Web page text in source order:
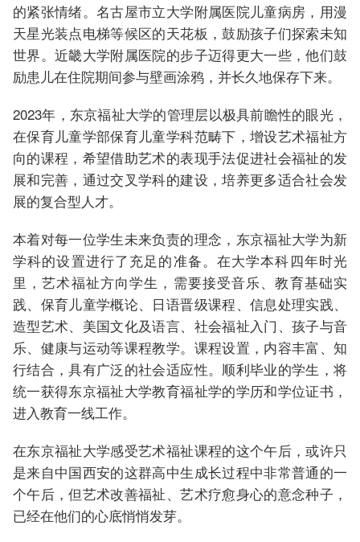
的紧张情绪。名古屋市立大学附属医院儿童病房，用漫
天星光装点电梯等候区的天花板，鼓励孩子们探索未知
世界。近畿大学附属医院的步子迈得更大一些，他们鼓
励患儿在住院期间参与壁画涂鸦，并长久地保存下来。
2023年，东京福祉大学的管理层以极具前瞻性的眼光，
在保育儿童学部保育儿童学科范畴下，增设艺术福祉方
向的课程，希望借助艺术的表现手法促进社会福祉的发
展和完善，通过交叉学科的建设，培养更多适合社会发
展的复合型人才。
本着对每一位学生未来负责的理念，东京福祉大学为新
学科的设置进行了充足的准备。在大学本科四年时光
里，艺术福祉方向学生，需要接受音乐、教育基础实
践、保育儿童学概论、日语晋级课程、信息处理实践、
造型艺术、美国文化及语言、社会福祉入门、孩子与音
乐、健康与运动等课程教学。课程设置，内容丰富、知
行结合，具有广泛的社会适应性。顺利毕业的学生，将
统一获得东京福祉大学教育福祉学的学历和学位证书，
进入教育一线工作。
在东京福祉大学感受艺术福祉课程的这个午后，或许只
是来自中国西安的这群高中生成长过程中非常普通的一
个午后，但艺术改善福祉、艺术疗愈身心的意念种子，
已经在他们的心底悄悄发芽。